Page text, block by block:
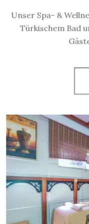
Unser Spa- &
Türkischem Bad